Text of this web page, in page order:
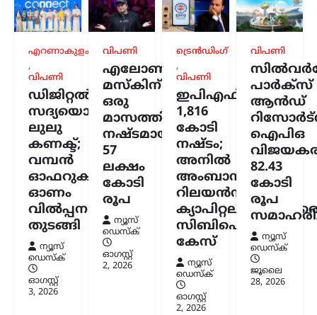
ട്രെൻഡിംഗ്, ദേശീയം,രാഷ്ട്രീയം
മന്ത്രിസ്ഥാനം രാജിവെച്ചത്
പദവികൾ എനിക്ക്
നിർബന്ധമല്ല: ധർമേന്ദ്ര
പ്രധാൻ
ന്യൂസ് ഡെസ്ക്
ഓഗസ്റ്റ്‌ 9, 2026
ഡൽഹിയിലെ വിദ്യാർത്ഥി സമരത്തെ
തുടർന്ന് കേന്ദ്ര വിദ്യാഭ്യാസമന്ത്രി സ്ഥാനം
രാജിവെച്ചതിനെക്കുറിച്ച്
വിശദീകരണവുമായി മുൻ കേന്ദ്രമന്ത്രി
ധർമ്മേന്ദ്ര പ്രധാൻ. രാജി പ്രഖ്യാപിച്ച് രണ്ട്
ആഴ്ചകൾക്ക് ശേഷമാണ് അദ്ദേഹം
വിഷയത്തിൽ…
എറണാകുളം
,
വിപണി
ഡിജിറ്റൽ
സദ്യയൊരുക്കി
ലുലു
കണക്ട്;
വമ്പൻ
ഓഫറുകളുമായി
ഓണം
വിൽപ്പന
തുടങ്ങി
ന്യൂസ്
ഡെസ്ക്
ഓഗസ്റ്റ്‌
3, 2026
വിപണി
എലോൺ
മസ്കിന്
ഒരു
മാസത്തിനുള്ളിൽ
നഷ്ടമായത്
57
ലക്ഷം
കോടി
രൂപ
ന്യൂസ്
ഡെസ്ക്
ഓഗസ്റ്റ്‌
2, 2026
ട്രെൻഡിംഗ്
,
വിപണി
ഇപിഎഫ്ഒയ്ക്ക്
1,816
കോടി
നഷ്ടം;
അനിൽ
അംബാനിക്കും
റിലയൻസ്
സിബിഐ
കേസ്
ന്യൂസ്
ഡെസ്ക്
ഓഗസ്റ്റ്‌
2, 2026
വിപണി
പാർക്സ്
ആൻഡ്
ഐപിഒ
82.43
കോടി
രൂപ
ന്യൂസ്
ഡെസ്ക്
ജൂലൈ
28, 2026